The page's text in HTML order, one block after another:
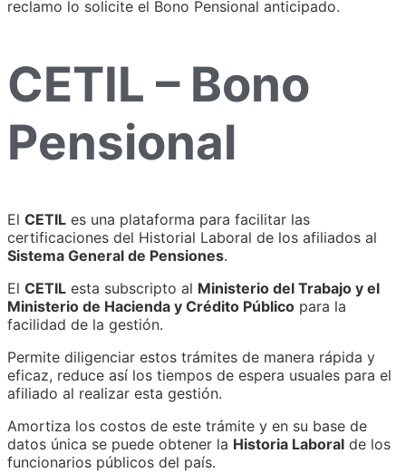
reclamo lo solicite el Bono Pensional anticipado.
CETIL – Bono
Pensional
El CETIL es una plataforma para facilitar las
certificaciones del Historial Laboral de los afiliados al
Sistema General de Pensiones.
El CETIL esta subscripto al Ministerio del Trabajo y el
Ministerio de Hacienda y Crédito Público para la
facilidad de la gestión.
Permite diligenciar estos trámites de manera rápida y
eficaz, reduce así los tiempos de espera usuales para el
afiliado al realizar esta gestión.
Amortiza los costos de este trámite y en su base de
datos única se puede obtener la Historia Laboral de los
funcionarios públicos del país.